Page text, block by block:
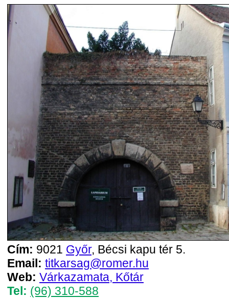
Cím: 9021 Győr, Bécsi kapu tér 5.
Email: titkarsag@romer.hu
Web: Várkazamata, Kőtár
Tel: (96) 310-588